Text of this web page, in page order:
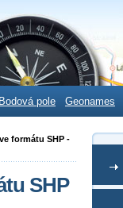
Bodová pole Geonames
formátu SHP -
SHP